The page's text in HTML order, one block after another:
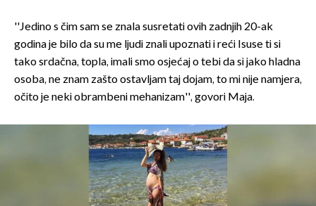
''Jedino s čim sam se znala susretati ovih zadnjih 20-ak
godina je bilo da su me ljudi znali upoznati i reći Isuse ti si
tako srdačna, topla, imali smo osjećaj o tebi da si jako hladna
osoba, ne znam zašto ostavljam taj dojam, to mi nije namjera,
očito je neki obrambeni mehanizam'', govori Maja.